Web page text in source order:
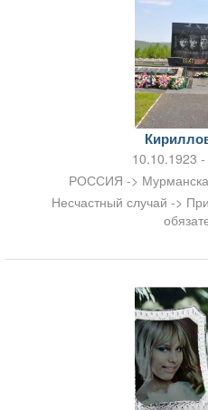
10.10.1923
РОССИЯ ->
Несчастный случай ->